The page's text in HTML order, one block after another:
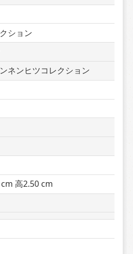
ション
ネンヒツコレクション
高2.50 cm